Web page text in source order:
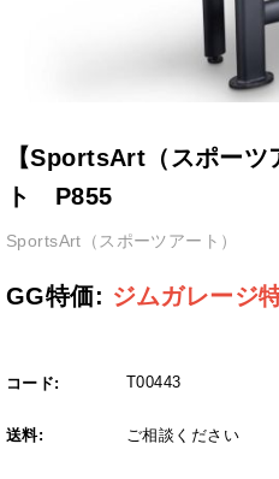
【SportsArt（スポー
ト P855
SportsArt（スポーツアート）
GG特価: ジムガレージ
コード: T00443
送料: ご相談ください